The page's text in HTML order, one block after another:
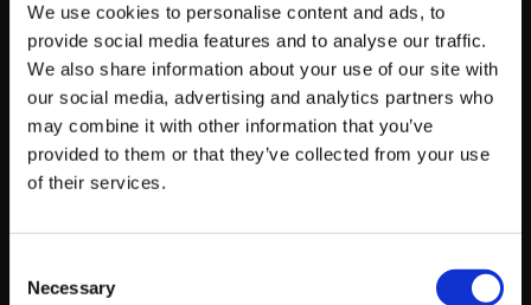
We use cookies to personalise content and ads, to
provide social media features and to analyse our traffic.
We also share information about your use of our site with
our social media, advertising and analytics partners who
may combine it with other information that you’ve
provided to them or that they’ve collected from your use
of their services.
Selection
Necessary
【単曲】biohazard SOUND CH
RONICLE BEST TRACK BOX
養成所Ⅲ